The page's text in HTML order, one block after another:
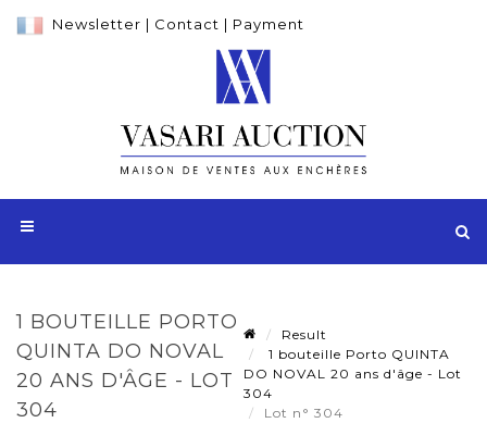
Newsletter | Contact | Payment
1 BOUTEILLE PORTO
QUINTA DO NOVAL
20 ANS D'ÂGE - LOT
304
Result
1 bouteille Porto QUINTA
DO NOVAL 20 ans d'âge - Lot
304
Lot n° 304